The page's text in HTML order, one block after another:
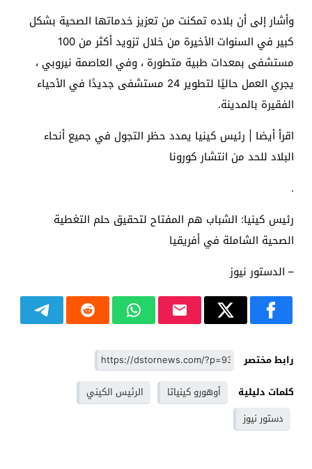
وأشار إلى أن بلاده تمكنت من تعزيز خدماتها الصحية بشكل
كبير في السنوات الأخيرة من خلال تزويد أكثر من 100
مستشفى بمعدات طبية متطورة ، وفي العاصمة نيروبي ،
يجري العمل حاليًا لتطوير 24 مستشفى جديدًا في الأحياء
الفقيرة بالمدينة.
اقرأ أيضا | رئيس كينيا يمدد حظر التجول في جميع أنحاء
البلاد للحد من انتشار كورونا
.
رئيس كينيا: الشباب هم المفتاح لتحقيق حلم التغطية
الصحية الشاملة في أفريقيا
– الدستور نيوز
رابط مختصر
كلمات دليلية
أوهورو كينياتا
الرئيس الكيني
دستور نيوز